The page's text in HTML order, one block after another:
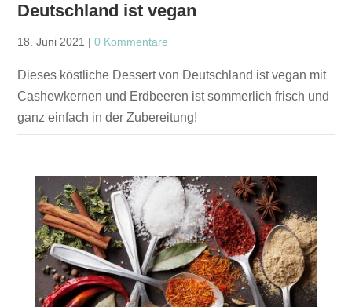
Deutschland ist vegan
18. Juni 2021 |0 Kommentare
Dieses köstliche Dessert von Deutschland ist vegan mit
Cashewkernen und Erdbeeren ist sommerlich frisch und
ganz einfach in der Zubereitung!